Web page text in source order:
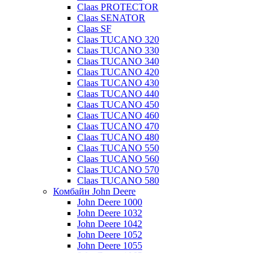
Claas PROTECTOR
Claas SENATOR
Claas SF
Claas TUCANO 320
Claas TUCANO 330
Claas TUCANO 340
Claas TUCANO 420
Claas TUCANO 430
Claas TUCANO 440
Claas TUCANO 450
Claas TUCANO 460
Claas TUCANO 470
Claas TUCANO 480
Claas TUCANO 550
Claas TUCANO 560
Claas TUCANO 570
Claas TUCANO 580
Комбайн John Deere
John Deere 1000
John Deere 1032
John Deere 1042
John Deere 1052
John Deere 1055